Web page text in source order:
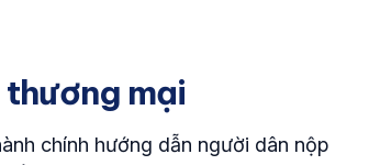
mại
chính hướng dẫn người dân nộp